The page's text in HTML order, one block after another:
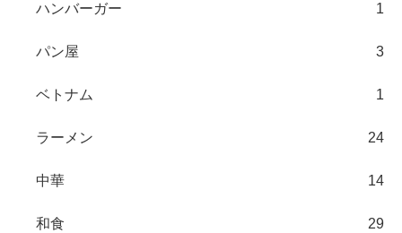
ハンバーガー 1
パン屋 3
ベトナム 1
ラーメン 24
中華 14
和食 29